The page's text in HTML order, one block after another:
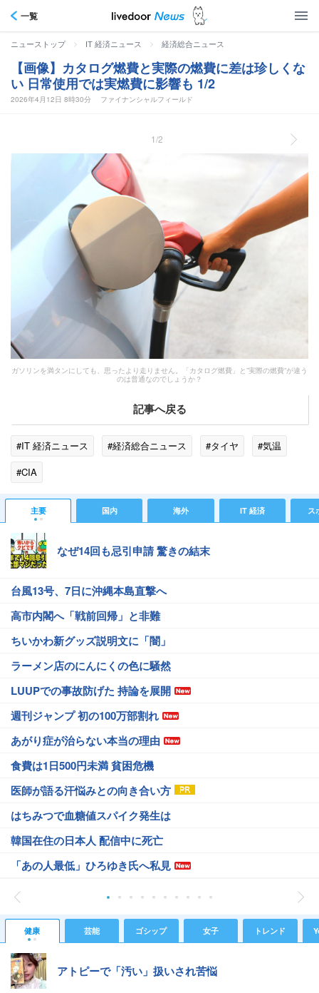
一覧
ニューストップ > IT 経済ニュース > 経済総合ニュース
【画像】カタログ燃費と実際の燃費に差は珍しくな
い 日常使用では実燃費に影響も 1/2
2026年4月12日 8時30分 ファイナンシャルフィールド
1/2
ガソリンを満タンにしても、思ったより走りません。「カタログ燃費」と”実際の燃費”が違う
のは普通なのでしょうか？
記事へ戻る
#IT 経済ニュース #経済総合ニュース #タイヤ
#気温
#CIA
主要 国内 海外 IT 経済 ス
なぜ14回も忌引申請 驚きの結末
台風13号、7日に沖縄本島直撃へ
高市内閣へ「戦前回帰」と非難
ちいかわ新グッズ説明文に「闇」
ラーメン店のにんにくの色に騒然
LUUPでの事故防げた 持論を展開
週刊ジャンプ 初の100万部割れ
あがり症が治らない本当の理由
食費は1日500円未満 貧困危機
医師が語る汗悩みとの向き合い方
はちみつで血糖値スパイク発生は
韓国在住の日本人 配信中に死亡
「あの人最低」ひろゆき氏へ私見
健康 芸能 ゴシップ 女子 トレンド
アトピーで「汚い」扱いされ苦悩